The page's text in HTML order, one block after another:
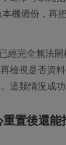
機備份，再
經完全無法
檢視是否資
這類情況成
置後還能